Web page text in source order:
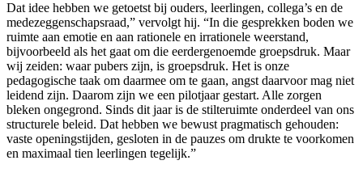
Dat idee hebben we getoetst bij ouders, leerlingen, collega’s en de
medezeggenschapsraad,” vervolgt hij. “In die gesprekken boden we
ruimte aan emotie en aan rationele en irrationele weerstand,
bijvoorbeeld als het gaat om die eerdergenoemde groepsdruk. Maar
wij zeiden: waar pubers zijn, is groepsdruk. Het is onze
pedagogische taak om daarmee om te gaan, angst daarvoor mag niet
leidend zijn. Daarom zijn we een pilotjaar gestart. Alle zorgen
bleken ongegrond. Sinds dit jaar is de stilteruimte onderdeel van ons
structurele beleid. Dat hebben we bewust pragmatisch gehouden:
vaste openingstijden, gesloten in de pauzes om drukte te voorkomen
en maximaal tien leerlingen tegelijk.”